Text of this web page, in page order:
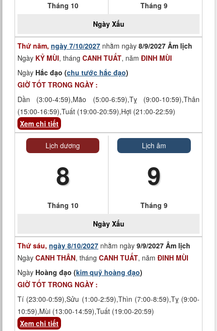
Tháng 10
Tháng 9
Ngày Xấu
Thứ năm, ngày 7/10/2027 nhằm ngày 8/9/2027 Âm lịch
Ngày KỶ MÙI, tháng CANH TUẤT, năm ĐINH MÙI
Ngày Hắc đạo (chu tước hắc đạo)
GIỜ TỐT TRONG NGÀY :
Dần (3:00-4:59),Mão (5:00-6:59),Tỵ (9:00-10:59),Thân
(15:00-16:59),Tuất (19:00-20:59),Hợi (21:00-22:59)
Xem chi tiết
Lịch dương
8
Tháng 10
Lịch âm
9
Tháng 9
Ngày Xấu
Thứ sáu, ngày 8/10/2027 nhằm ngày 9/9/2027 Âm lịch
Ngày CANH THÂN, tháng CANH TUẤT, năm ĐINH MÙI
Ngày Hoàng đạo (kim quỹ hoàng đạo)
GIỜ TỐT TRONG NGÀY :
Tí (23:00-0:59),Sửu (1:00-2:59),Thìn (7:00-8:59),Tỵ (9:00-
10:59),Mùi (13:00-14:59),Tuất (19:00-20:59)
Xem chi tiết